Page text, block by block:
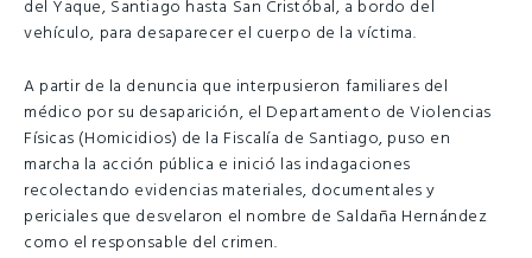
del Yaque, Santiago hasta San Cristóbal, a bordo del
vehículo, para desaparecer el cuerpo de la víctima.
A partir de la denuncia que interpusieron familiares del
médico por su desaparición, el Departamento de Violencias
Físicas (Homicidios) de la Fiscalía de Santiago, puso en
marcha la acción pública e inició las indagaciones
recolectando evidencias materiales, documentales y
periciales que desvelaron el nombre de Saldaña Hernández
como el responsable del crimen.